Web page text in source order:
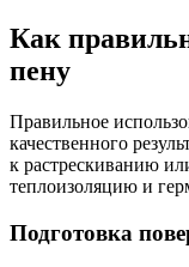
Как
пену
Правильное
качественного
к растрескиванию
теплоизоляцию и
Подготовка